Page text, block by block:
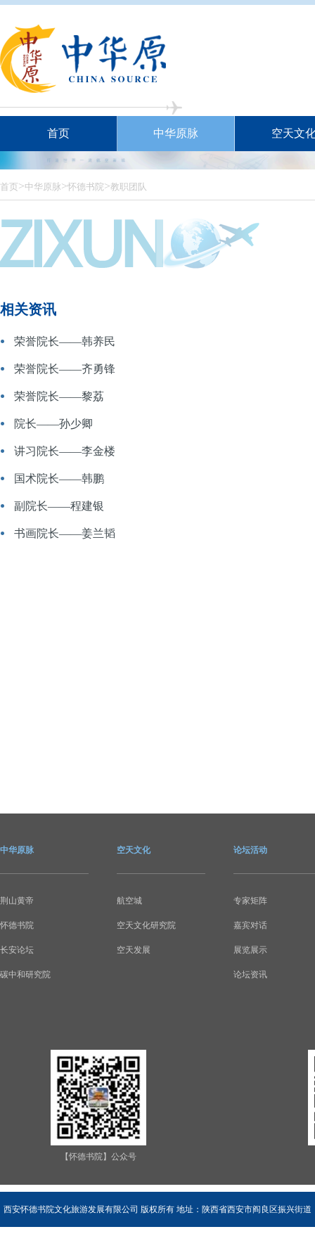
首页 中华原脉 空天文
首页>中华原脉>怀德书院>教职团队
相关资讯
荣誉院长——韩养民
荣誉院长——齐勇锋
荣誉院长——黎荔
院长——孙少卿
讲习院长——李金楼
国术院长——韩鹏
副院长——程建银
书画院长——姜兰韬
中华原脉
荆山黄帝
怀德书院
长安论坛
碳中和研究院
空天文化
航空城
空天文化研究院
空天发展
论坛活动
专家矩阵
嘉宾对话
展览展示
论坛资讯
【怀德书院】公众号
西安怀德书院文化旅游发展有限公司 版权所有 地址：陕西省西安市阎良区振兴街道